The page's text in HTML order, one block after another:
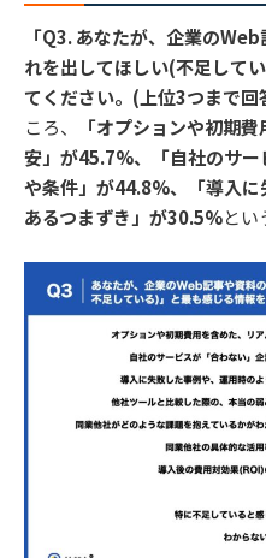
「Q3. あなたが、企業の
れを出してほしい(不足して
てください。(上位3つまで回
ころ、
「オプションや初期
安」が45.7%、「自社のサ
や条件」が44.8%、「導入に
あるつまずき」が30.5%とい